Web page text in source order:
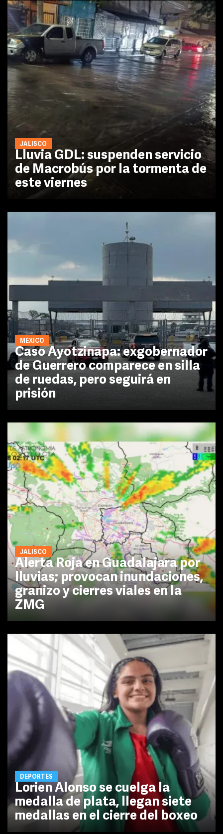
JALISCO
Lluvia GDL: suspenden servicio
de Macrobús por la tormenta de
este viernes
MÉXICO
Caso Ayotzinapa: exgobernador
de Guerrero comparece en silla
de ruedas, pero seguirá en
prisión
JALISCO
Alerta Roja en Guadalajara por
lluvias; provocan inundaciones,
granizo y cierres viales en la
ZMG
DEPORTES
Lorien Alonso se cuelga la
medalla de plata, llegan siete
medallas en el cierre del boxeo